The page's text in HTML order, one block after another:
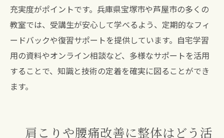
充実度がポイントです。兵庫県宝塚市や芦屋市の多くの
教室では、受講生が安心して学べるよう、定期的なフィ
ードバックや復習サポートを提供しています。自宅学習
用の資料やオンライン相談など、多様なサポートを活用
することで、知識と技術の定着を確実に図ることができ
ます。
肩こりや腰痛改善に整体はどう活